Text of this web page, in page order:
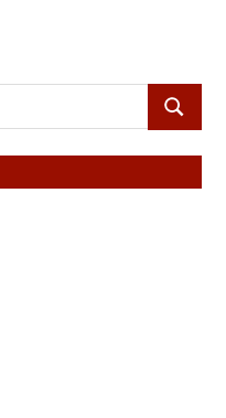
ПОИСК